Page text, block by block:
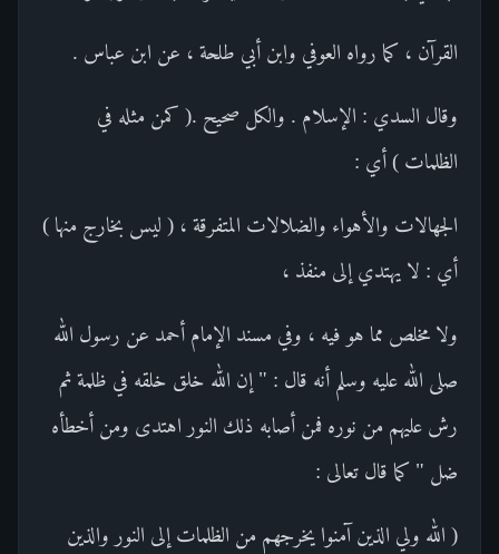
القرآن ، كما رواه العوفي وابن أبي طلحة ، عن ابن عباس .
وقال السدي : الإسلام . والكل صحيح .( كمن مثله في
الظلمات ) أي :
الجهالات والأهواء والضلالات المتفرقة ، ( ليس بخارج منها )
أي : لا يهتدي إلى منفذ ،
ولا مخلص مما هو فيه ، وفي مسند الإمام أحمد عن رسول الله
صلى الله عليه وسلم أنه قال : " إن الله خلق خلقه في ظلمة ثم
رش عليهم من نوره فمن أصابه ذلك النور اهتدى ومن أخطأه
ضل " كما قال تعالى :
( الله ولي الذين آمنوا يخرجهم من الظلمات إلى النور والذين